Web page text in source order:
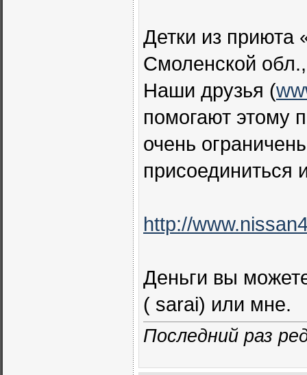
Детки из приюта
Смоленской
Наши друзья (
помогают этому
очень
http://
Деньги вы
( sarai) или мне.
Последний раз